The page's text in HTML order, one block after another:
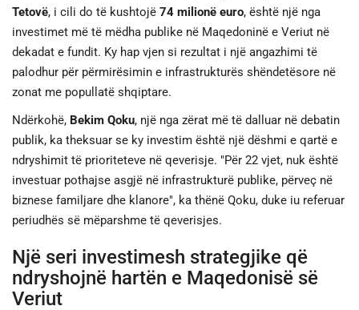
SPORTI
SHENDETI
Tetovë, i cili do të kushtojë 74 milionë euro, është një nga
investimet më të mëdha publike në Maqedoninë e Veriut në
dekadat e fundit. Ky hap vjen si rezultat i një angazhimi të
palodhur për përmirësimin e infrastrukturës shëndetësore në
zonat me popullatë shqiptare.
Ndërkohë, Bekim Qoku, një nga zërat më të dalluar në debatin
publik, ka theksuar se ky investim është një dëshmi e qartë e
ndryshimit të prioriteteve në qeverisje. "Për 22 vjet, nuk është
investuar pothajse asgjë në infrastrukturë publike, përveç në
biznese familjare dhe klanore", ka thënë Qoku, duke iu referuar
periudhës së mëparshme të qeverisjes.
Një seri investimesh strategjike që
ndryshojnë hartën e Maqedonisë së
Veriut